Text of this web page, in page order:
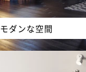
モダンな空間